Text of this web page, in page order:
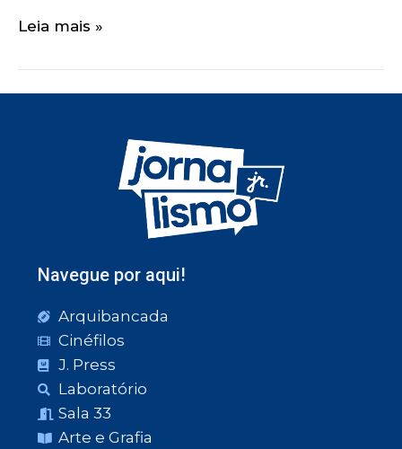
Leia mais »
Navegue por aqui!
Arquibancada
Cinéfilos
J. Press
Laboratório
Sala 33
Arte e Grafia